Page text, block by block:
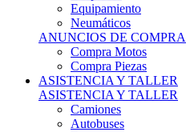
Neumáticos
ANUNCIOS DE COMPRA
Compra Motos
Compra Piezas
ASISTENCIA Y TALLER
ASISTENCIA Y TALLER
Camiones
Autobuses
Furgonetas